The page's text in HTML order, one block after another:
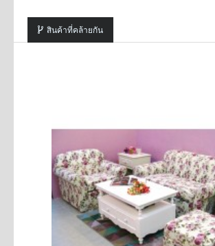
สินค้าที่คล้ายกัน